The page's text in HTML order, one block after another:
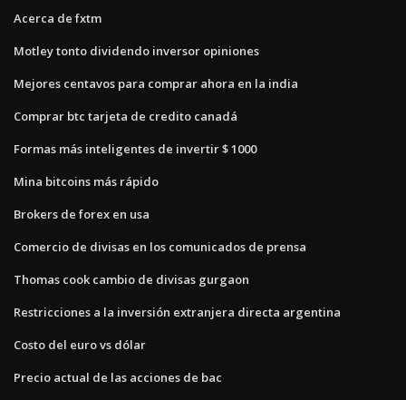
Acerca de fxtm
Motley tonto dividendo inversor opiniones
Mejores centavos para comprar ahora en la india
Comprar btc tarjeta de credito canadá
Formas más inteligentes de invertir $ 1000
Mina bitcoins más rápido
Brokers de forex en usa
Comercio de divisas en los comunicados de prensa
Thomas cook cambio de divisas gurgaon
Restricciones a la inversión extranjera directa argentina
Costo del euro vs dólar
Precio actual de las acciones de bac